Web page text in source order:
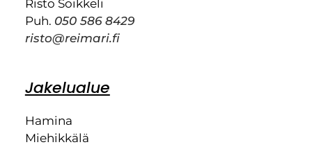
Risto Soikkeli
Puh. 050 586 8429
risto@reimari.fi
Jakelualue
Hamina
Miehikkälä